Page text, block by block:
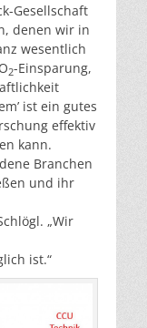
Gesellschaft
denen wir in
wesentlich
2-Einsparung,
ist ein gutes
effektiv
kann.
Branchen
und ihr
„Wir
ist.“